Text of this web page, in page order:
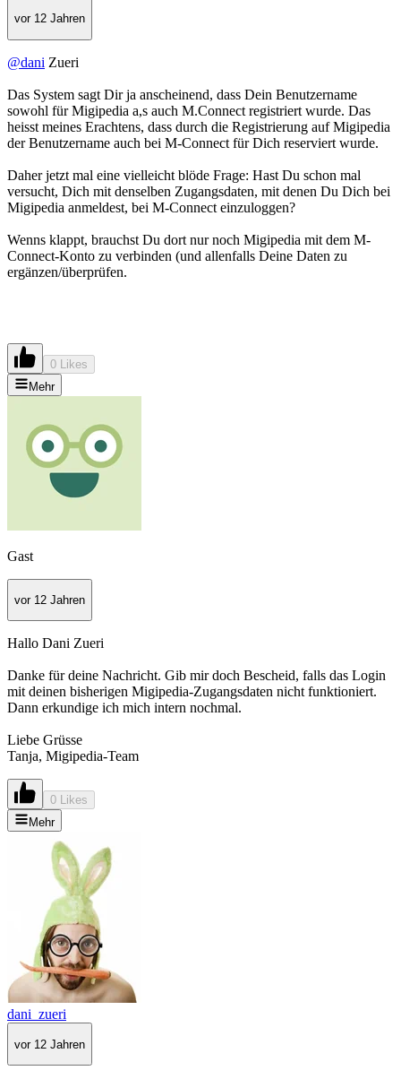
vor 12 Jahren
@dani Zueri
Das System sagt Dir ja anscheinend, dass Dein Benutzername
sowohl für Migipedia a,s auch M.Connect registriert wurde. Das
heisst meines Erachtens, dass durch die Registrierung auf Migipedia
der Benutzername auch bei M-Connect für Dich reserviert wurde.
Daher jetzt mal eine vielleicht blöde Frage: Hast Du schon mal
versucht, Dich mit denselben Zugangsdaten, mit denen Du Dich bei
Migipedia anmeldest, bei M-Connect einzuloggen?
Wenns klappt, brauchst Du dort nur noch Migipedia mit dem M-
Connect-Konto zu verbinden (und allenfalls Deine Daten zu
ergänzen/überprüfen.
0 Likes
Mehr
Gast
vor 12 Jahren
Hallo Dani Zueri
Danke für deine Nachricht. Gib mir doch Bescheid, falls das Login
mit deinen bisherigen Migipedia-Zugangsdaten nicht funktioniert.
Dann erkundige ich mich intern nochmal.
Liebe Grüsse
Tanja, Migipedia-Team
0 Likes
Mehr
dani_zueri
vor 12 Jahren